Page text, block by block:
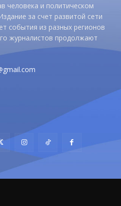
человека и политическом
за счет развитой сети
события из разных регионов
журналистов продолжают